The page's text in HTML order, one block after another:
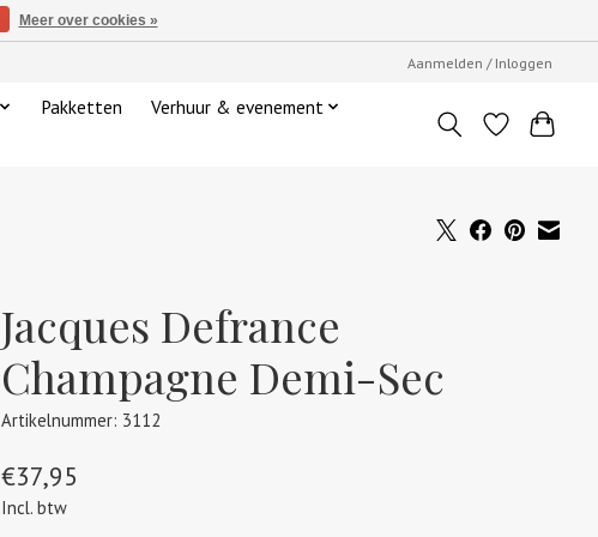
Aanmelden / Inloggen
Pakketten
Verhuur & evenement
Jacques Defrance
Champagne Demi-Sec
Artikelnummer: 3112
€37,95
Incl. btw
Meer over cookies »